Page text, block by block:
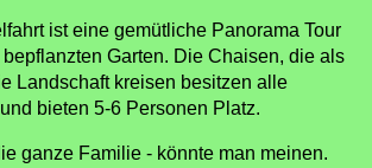
ist eine gemütliche Panorama Tour
Garten. Die Chaisen, die als
Landschaft kreisen besitzen alle
bieten 5-6 Personen Platz.
ganze Familie - könnte man meinen.